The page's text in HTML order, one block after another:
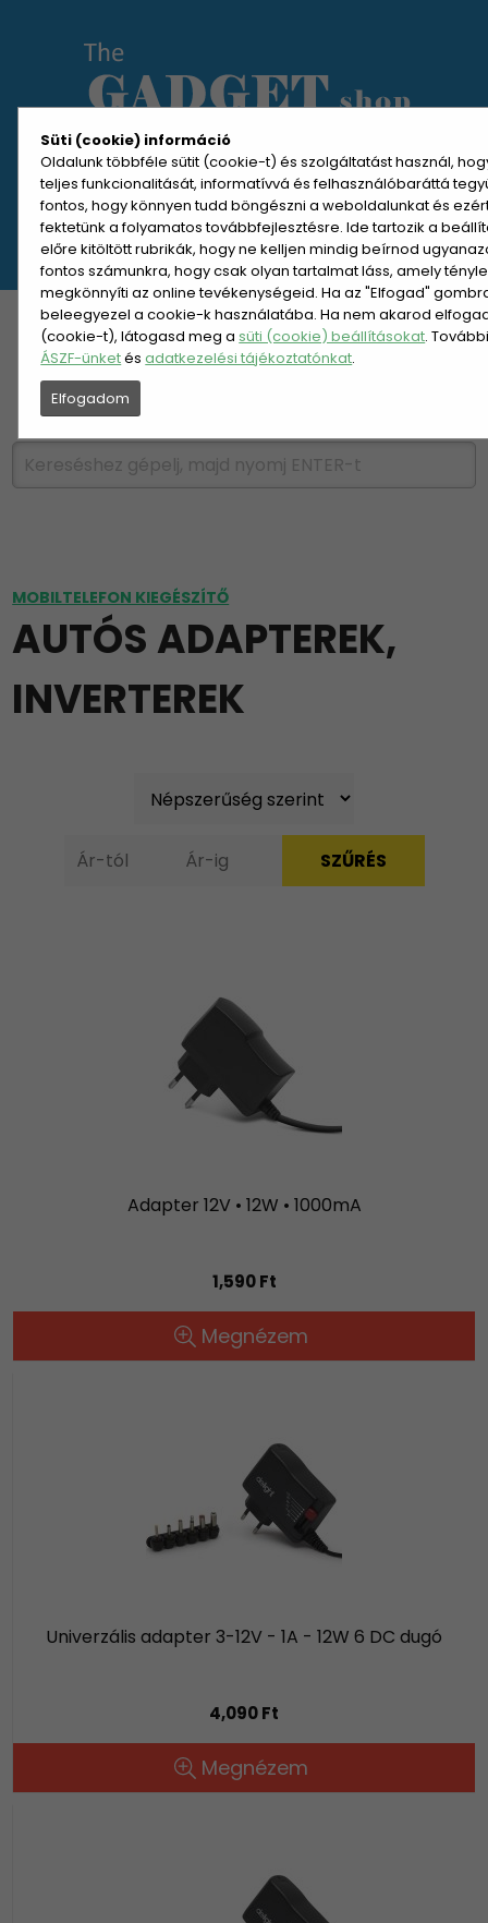
Süti (cookie) információ
Oldalunk többféle sütit (cookie-t) és szolgáltatást használ,
teljes funkcionalitását, informatívvá és felhasználóbaráttá
fontos, hogy könnyen tudd böngészni a weboldalunkat és
fektetünk a folyamatos továbbfejlesztésre. Ide tartozik a
előre kitöltött rubrikák, hogy ne kelljen mindig beírnod
fontos számunkra, hogy csak olyan tartalmat láss, amely
megkönnyíti az online tevékenységeid. Ha az "Elfogad"
beleegyezel a cookie-k használatába. Ha nem akarod
(cookie-t), látogasd meg asüti (cookie) beállításokat.
ÁSZF-ünketésadatkezelési tájékoztatónkat.
Elfogadom
MENÜ MEGNYITÁSA
REGISZTRÁCIÓ BELÉPÉS
KATEGÓRIÁK HETI AJÁNLAT
ÚJDONSÁGOK NÉPSZERŰ
MOBILTELEFON KIEGÉSZÍTŐ
AUTÓS ADAPTEREK,
INVERTEREK
Adapter 12V • 12W • 1000mA
1,590 Ft
Megnézem
Univerzális adapter 3-12V - 1A - 12W 6 DC dugó
4,090 Ft
Megnézem